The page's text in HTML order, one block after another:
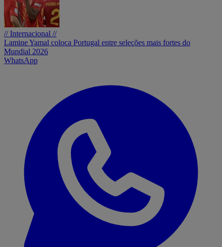
// Internacional //
Lamine Yamal coloca Portugal entre seleções mais fortes do
Mundial 2026
WhatsApp